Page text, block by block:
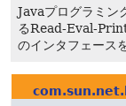
Javaプログラミン
るRead-Eval-
のインタフェース